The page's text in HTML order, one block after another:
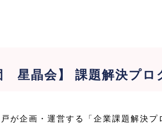
星晶会】 課題解決プ
企画・運営する「企業課題解決プ